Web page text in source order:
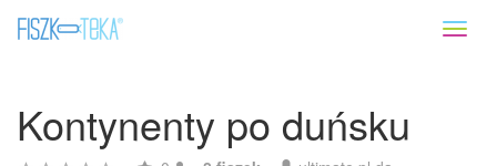
Kontynenty po duńsku